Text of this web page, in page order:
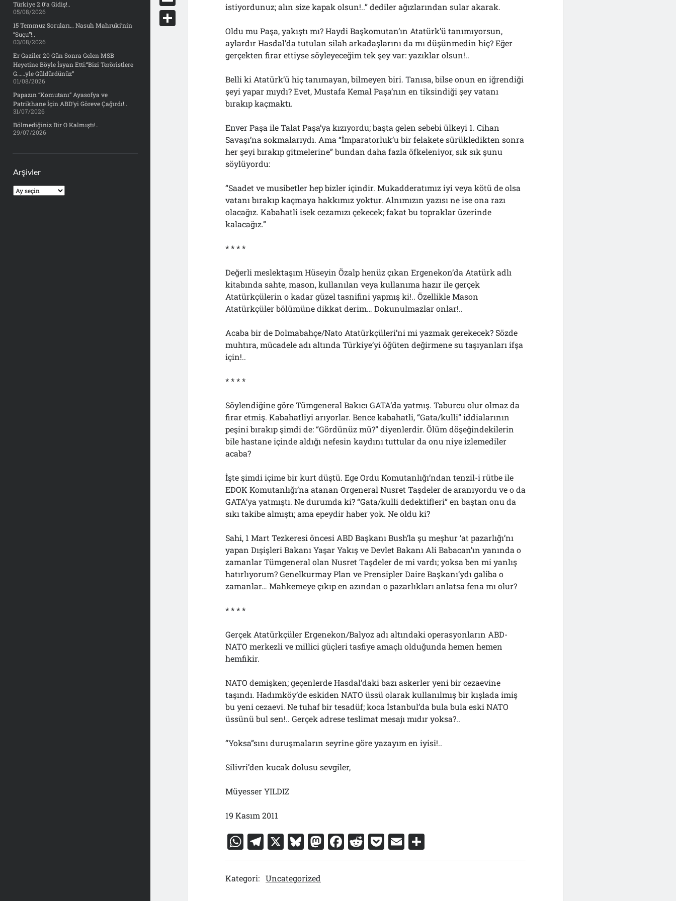
Türkiye 2.0’a Gidiş!..
05/08/2026
15 Temmuz Soruları… Nasuh Mahruki’nin
“Suçu”!..
03/08/2026
Er Gaziler 20 Gün Sonra Gelen MSB
Heyetine Böyle İsyan Etti:“Bizi Teröristlere
G……yle Güldürdünüz”
01/08/2026
Papazın “Komutanı” Ayasofya ve
Patrikhane İçin ABD’yi Göreve Çağırdı!..
31/07/2026
Bölmediğiniz Bir O Kalmıştı!..
29/07/2026
Arşivler
Arşivler
istiyordunuz; alın size kapak olsun!..” dediler ağızlarından sular akarak.
Oldu mu Paşa, yakıştı mı? Haydi Başkomutan’ın Atatürk’ü tanımıyorsun,
aylardır Hasdal’da tutulan silah arkadaşlarını da mı düşünmedin hiç? Eğer
gerçekten firar ettiyse söyleyeceğim tek şey var: yazıklar olsun!..
Belli ki Atatürk’ü hiç tanımayan, bilmeyen biri. Tanısa, bilse onun en iğrendiği
şeyi yapar mıydı? Evet, Mustafa Kemal Paşa’nın en tiksindiği şey vatanı
bırakıp kaçmaktı.
Enver Paşa ile Talat Paşa’ya kızıyordu; başta gelen sebebi ülkeyi 1. Cihan
Savaşı’na sokmalarıydı. Ama “İmparatorluk’u bir felakete sürükledikten sonra
her şeyi bırakıp gitmelerine” bundan daha fazla öfkeleniyor, sık sık şunu
söylüyordu:
“Saadet ve musibetler hep bizler içindir. Mukadderatımız iyi veya kötü de olsa
vatanı bırakıp kaçmaya hakkımız yoktur. Alnımızın yazısı ne ise ona razı
olacağız. Kabahatli isek cezamızı çekecek; fakat bu topraklar üzerinde
kalacağız.”
* * * *
Değerli meslektaşım Hüseyin Özalp henüz çıkan Ergenekon’da Atatürk adlı
kitabında sahte, mason, kullanılan veya kullanıma hazır ile gerçek
Atatürkçülerin o kadar güzel tasnifini yapmış ki!.. Özellikle Mason
Atatürkçüler bölümüne dikkat derim… Dokunulmazlar onlar!..
Acaba bir de Dolmabahçe/Nato Atatürkçüleri’ni mi yazmak gerekecek? Sözde
muhtıra, mücadele adı altında Türkiye’yi öğüten değirmene su taşıyanları ifşa
için!..
* * * *
Söylendiğine göre Tümgeneral Bakıcı GATA’da yatmış. Taburcu olur olmaz da
firar etmiş. Kabahatliyi arıyorlar. Bence kabahatli, “Gata/kulli” iddialarının
peşini bırakıp şimdi de: “Gördünüz mü?” diyenlerdir. Ölüm döşeğindekilerin
bile hastane içinde aldığı nefesin kaydını tuttular da onu niye izlemediler
acaba?
İşte şimdi içime bir kurt düştü. Ege Ordu Komutanlığı’ndan tenzil-i rütbe ile
EDOK Komutanlığı’na atanan Orgeneral Nusret Taşdeler de aranıyordu ve o da
GATA’ya yatmıştı. Ne durumda ki? “Gata/kulli dedektifleri” en baştan onu da
sıkı takibe almıştı; ama epeydir haber yok. Ne oldu ki?
Sahi, 1 Mart Tezkeresi öncesi ABD Başkanı Bush’la şu meşhur ‘at pazarlığı’nı
yapan Dışişleri Bakanı Yaşar Yakış ve Devlet Bakanı Ali Babacan’ın yanında o
zamanlar Tümgeneral olan Nusret Taşdeler de mi vardı; yoksa ben mi yanlış
hatırlıyorum? Genelkurmay Plan ve Prensipler Daire Başkanı’ydı galiba o
zamanlar… Mahkemeye çıkıp en azından o pazarlıkları anlatsa fena mı olur?
* * * *
Gerçek Atatürkçüler Ergenekon/Balyoz adı altındaki operasyonların ABD-
NATO merkezli ve millici güçleri tasfiye amaçlı olduğunda hemen hemen
hemfikir.
NATO demişken; geçenlerde Hasdal’daki bazı askerler yeni bir cezaevine
taşındı. Hadımköy’de eskiden NATO üssü olarak kullanılmış bir kışlada imiş
bu yeni cezaevi. Ne tuhaf bir tesadüf; koca İstanbul’da bula bula eski NATO
üssünü bul sen!.. Gerçek adrese teslimat mesajı mıdır yoksa?..
“Yoksa”sını duruşmaların seyrine göre yazayım en iyisi!..
Silivri’den kucak dolusu sevgiler,
Müyesser YILDIZ
19 Kasım 2011
W
h
at
s
T
el
e
gr
X Bl
u
e
s
M
a
F
a
R
e
P
o
E
m h
Kategori: Uncategorized
y
db
d
d
o
c
E